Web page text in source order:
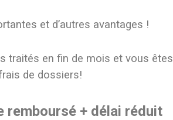
et d’autres avantages !
traités en fin de mois et vous êtes
de dossiers!
remboursé + délai réduit